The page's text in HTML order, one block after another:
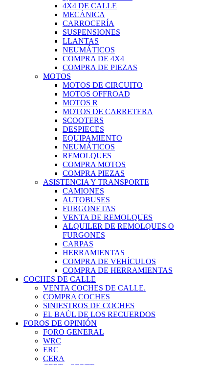
4X4 DE CALLE
MECÁNICA
CARROCERÍA
SUSPENSIONES
LLANTAS
NEUMÁTICOS
COMPRA DE 4X4
COMPRA DE PIEZAS
MOTOS
MOTOS DE CIRCUITO
MOTOS OFFROAD
MOTOS R
MOTOS DE CARRETERA
SCOOTERS
DESPIECES
EQUIPAMIENTO
NEUMÁTICOS
REMOLQUES
COMPRA MOTOS
COMPRA PIEZAS
ASISTENCIA Y TRANSPORTE
CAMIONES
AUTOBUSES
FURGONETAS
VENTA DE REMOLQUES
ALQUILER DE REMOLQUES O
FURGONES
CARPAS
HERRAMIENTAS
COMPRA DE VEHÍCULOS
COMPRA DE HERRAMIENTAS
COCHES DE CALLE
VENTA COCHES DE CALLE.
COMPRA COCHES
SINIESTROS DE COCHES
EL BAÚL DE LOS RECUERDOS
FOROS DE OPINIÓN
FORO GENERAL
WRC
ERC
CERA